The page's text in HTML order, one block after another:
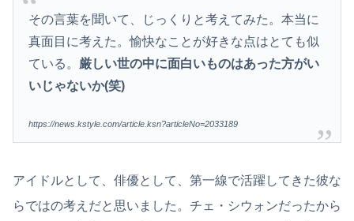
その言葉を聞いて、じっくりと考えてみた。本当に
真面目に考えた。愉快なことが好きな点はとても似
ている。 厳しい世の中に面白いものはあった方がい
いじゃないか(笑)
https://news.kstyle.com/article.ksn?articleNo=2033189
アイドルとして、俳優として、第一線で活躍してきた彼な
らではの考えだと思いました。チェ・シウォンだったから